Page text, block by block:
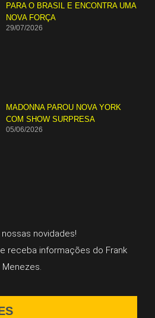
PARA O BRASIL E ENCONTRA UMA
NOVA FORÇA
29/07/2026
MADONNA PAROU NOVA YORK
COM SHOW SURPRESA
05/06/2026
novidades!
receba informações do Frank
Menezes.